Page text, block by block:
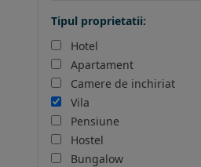
Tipul proprietatii:
Hotel
Apartament
Camere de inchiriat
Vila
Pensiune
Hostel
Bungalow